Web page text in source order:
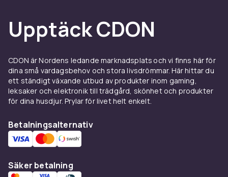
Upptäck CDON
CDON är Nordens ledande marknadsplats och vi finns här för
dina små vardagsbehov och stora livsdrömmar. Här hittar du
ett ständigt växande utbud av produkter inom gaming,
leksaker och elektronik till trädgård, skönhet och produkter
för dina husdjur. Prylar för livet helt enkelt.
Betalningsalternativ
Säker betalning